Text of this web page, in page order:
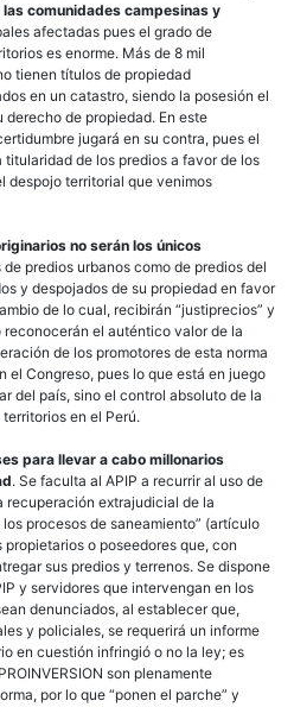
comunidades campesinas y
afectadas pues el grado de
es enorme. Más de 8 mil
tienen títulos de propiedad
en un catastro, siendo la posesión el
de propiedad. En este
jugará en su contra, pues el
de los predios a favor de los
despojo territorial que venimos
no serán los únicos
predios urbanos como de predios del
y despojados de su propiedad en favor
de lo cual, recibirán “justiprecios” y
el auténtico valor de la
de los promotores de esta norma
el Congreso, pues lo que está en juego
del país, sino el control absoluto de la
en el Perú.
para llevar a cabo millonarios
. Se faculta al APIP a recurrir al uso de
recuperación extrajudicial de la
procesos de saneamiento” (artículo
o poseedores que, con
sus predios y terrenos. Se dispone
y servidores que intervengan en los
denunciados, al establecer que,
y policiales, se requerirá un informe
en cuestión infringió o no la ley; es
son plenamente
por lo que “ponen el parche” y